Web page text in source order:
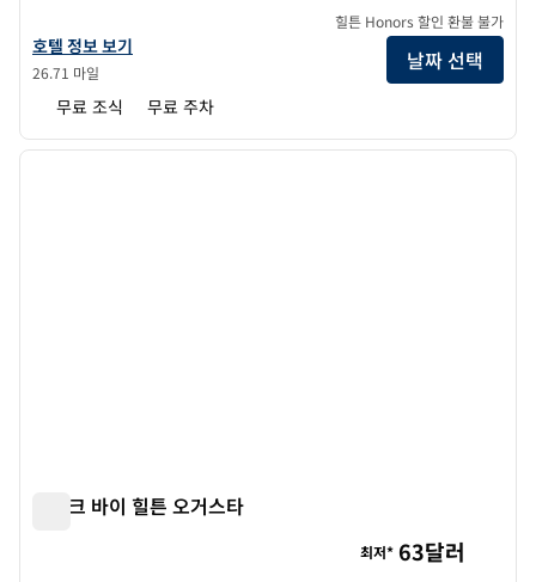
홈우드 스위트 바이 힐튼 오거스타의 호텔 정보 보기
호텔 정보 보기
26.71 마일
힐튼 Honors 할인 환불 불가
날짜 선택
무료 조식 무료 주차
1/12
1/12
이전 이미지 다음
스파크 바이 힐튼 오거스타
최저* 63달러